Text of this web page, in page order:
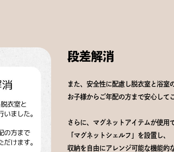
段差解消
また、安全性に配慮し脱衣室と浴室
お子様からご年配の方まで安心して
さらに、マグネットアイテムが使用
「マグネットシェルフ」を設置し、
収納を自由にアレンジ可能な機能的